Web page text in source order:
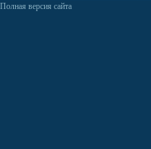
Полная версия сайта